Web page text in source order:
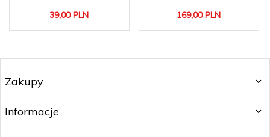
39,00 PLN 169,00 PLN
Zakupy
Informacje